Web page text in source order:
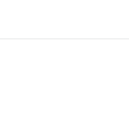
Skylark